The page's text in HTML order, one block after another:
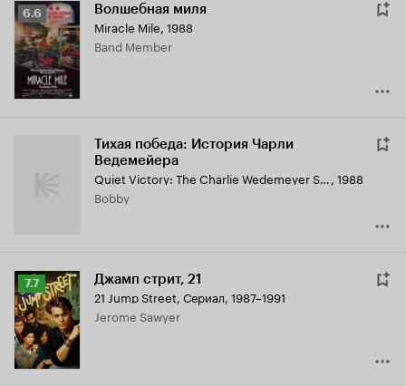
Рейтинг
Кинопоиска
6.6
6.6 Волшебная миля
Miracle Mile, 1988
Band Member
Тихая победа: История Чарли
Ведемейера
Quiet Victory: The Charlie Wedemeyer Story, 1988
Bobby
Рейтинг
Кинопоиска
7.7
7.7 Джамп стрит, 21
21 Jump Street, Сериал, 1987–1991
Jerome Sawyer